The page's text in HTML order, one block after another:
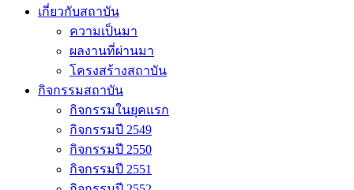
เกี่ยวกับสถาบัน
ความเป็นมา
ผลงานที่ผ่านมา
โครงสร้างสถาบัน
กิจกรรมสถาบัน
กิจกรรมในยุคแรก
กิจกรรมปี 2549
กิจกรรมปี 2550
กิจกรรมปี 2551